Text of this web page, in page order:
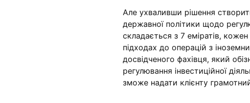
Але ухваливши рішення
державної політики щодо
складається з 7 еміратів,
підходах до операцій з
досвідченого фахівця, який
регулювання інвестиційної
зможе надати клієнту